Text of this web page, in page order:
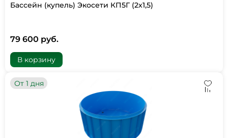
Бассейн (купель) Экосети КП5Г (2х1,5)
79 600 руб.
В корзину
От 1 дня